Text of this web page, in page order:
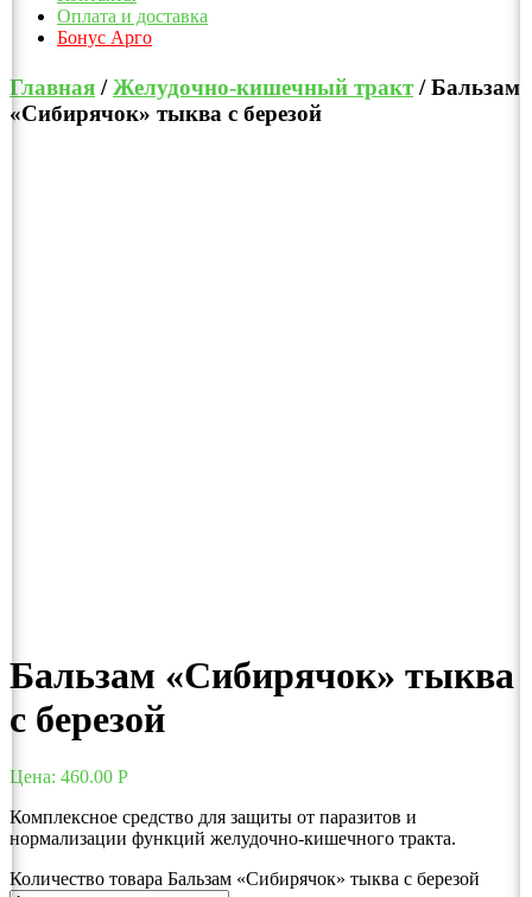
Оплата и доставка
Бонус Арго
Главная /Желудочно-кишечный тракт / Бальзам
«Сибирячок» тыква с березой
Бальзам «Сибирячок» тыква
с березой
Цена: 460.00 Р
Комплексное средство для защиты от паразитов и
нормализации функций желудочно-кишечного тракта.
Количество товара Бальзам «Сибирячок» тыква с березой